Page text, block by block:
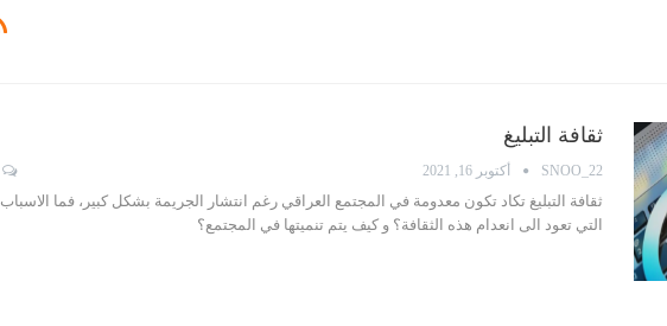
ثقافة التبليغ
SNOO_22 أكتوبر 16, 2021
ثقافة التبليغ تكاد تكون معدومة في المجتمع العراقي رغم انتشار الجريمة بشكل كبير، فما الاسباب
التي تعود الى انعدام هذه الثقافة؟ و كيف يتم تنميتها في المجتمع؟